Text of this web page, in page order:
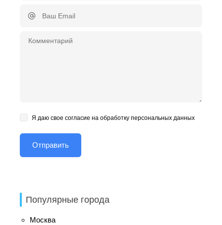
Я даю свое согласие на обработку персональных данных
Популярные города
Москва